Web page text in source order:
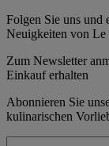
Folgen Sie uns und
Neuigkeiten von Le
Zum Newsletter
Einkauf erhalten
Abonnieren Sie
kulinarischen